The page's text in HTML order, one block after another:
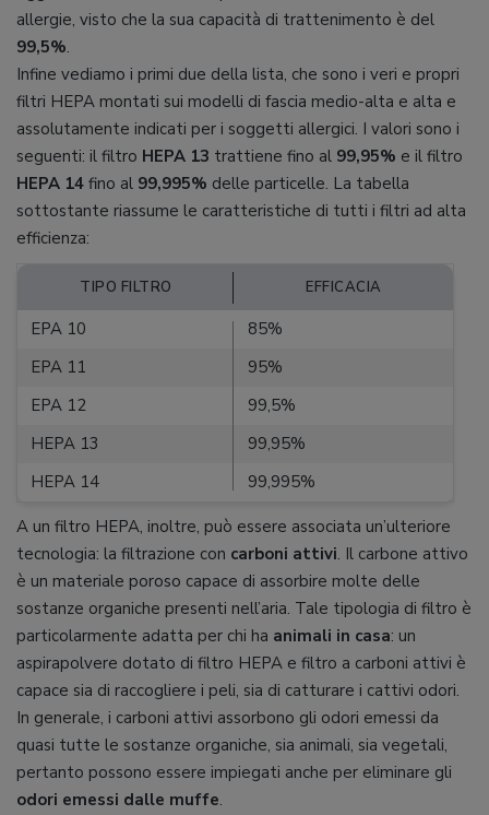
allergie, visto che la sua capacità di trattenimento è del
99,5%.
Infine vediamo i primi due della lista, che sono i veri e propri
filtri HEPA montati sui modelli di fascia medio-alta e alta e
assolutamente indicati per i soggetti allergici. I valori sono i
seguenti: il filtro HEPA 13 trattiene fino al 99,95% e il filtro
HEPA 14 fino al 99,995% delle particelle. La tabella
sottostante riassume le caratteristiche di tutti i filtri ad alta
efficienza:
TIPO FILTRO EFFICACIA
EPA 10
85%
EPA 11
95%
EPA 12
99,5%
HEPA 13
99,95%
HEPA 14
99,995%
A un filtro HEPA, inoltre, può essere associata un’ulteriore
tecnologia: la filtrazione con carboni attivi. Il carbone attivo
è un materiale poroso capace di assorbire molte delle
sostanze organiche presenti nell’aria. Tale tipologia di filtro è
particolarmente adatta per chi ha animali in casa: un
aspirapolvere dotato di filtro HEPA e filtro a carboni attivi è
capace sia di raccogliere i peli, sia di catturare i cattivi odori.
In generale, i carboni attivi assorbono gli odori emessi da
quasi tutte le sostanze organiche, sia animali, sia vegetali,
pertanto possono essere impiegati anche per eliminare gli
odori emessi dalle muffe.